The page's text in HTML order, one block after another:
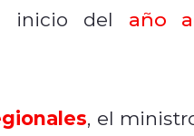
inicio del año
, el